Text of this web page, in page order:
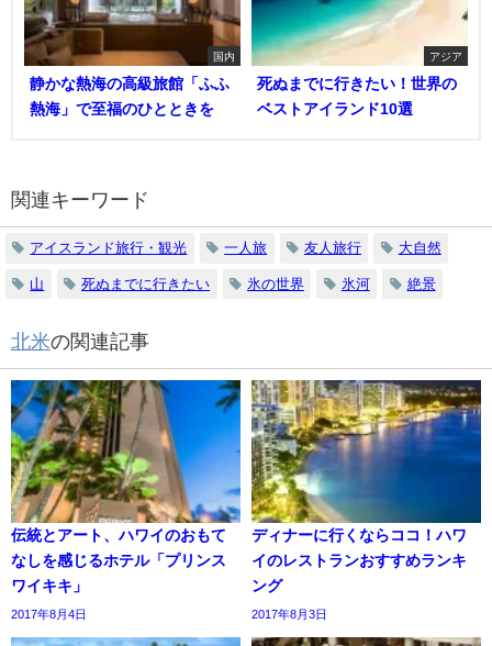
国内
静かな熱海の高級旅館「ふふ
熱海」で至福のひとときを
アジア
死ぬまでに行きたい！世界の
ベストアイランド10選
関連キーワード
アイスランド旅行・観光 一人旅 友人旅行 大自然
山 死ぬまでに行きたい 氷の世界 氷河 絶景
北米の関連記事
伝統とアート、ハワイのおもて
なしを感じるホテル「プリンス
ワイキキ」
2017年8月4日
ディナーに行くならココ！ハワ
イのレストランおすすめランキ
ング
2017年8月3日